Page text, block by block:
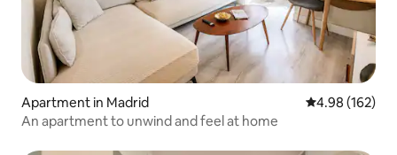
Apartment in Madrid 4.98 out of 5
4.98 (162)
An apartment to unwind and feel at home